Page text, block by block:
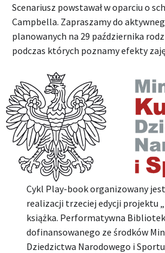
Scenariusz powstawał w oparciu o
Campbella. Zapraszamy do
planowanych na 29 października
podczas których poznamy efekty
Cykl Play-book organizowany
realizacji trzeciej edycji projektu
książka. Performatywna
dofinansowanego ze środków
Dziedzictwa Narodowego i